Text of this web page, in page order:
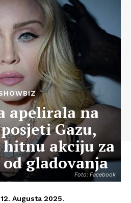
Foto: Facebook
apelirala na
Gazu,
hitnu akciju za
od gladovanja
12. Augusta 2025.